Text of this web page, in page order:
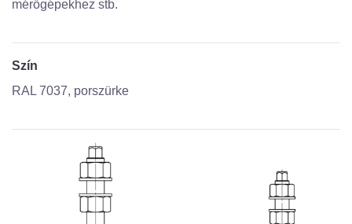
mérőgépekhez stb.
Szín
RAL 7037, porszürke